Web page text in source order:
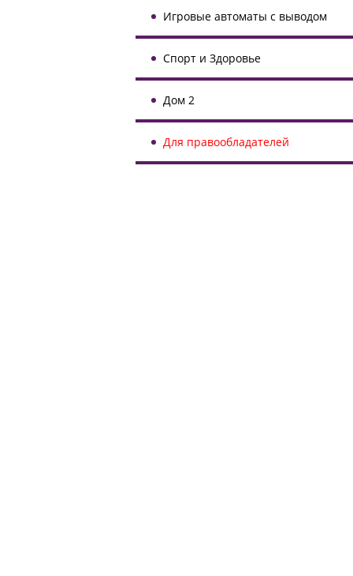
Игровые автоматы с выводом
Спорт и Здоровье
Дом 2
Для правообладателей